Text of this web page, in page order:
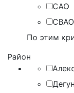
САО
СВАО
По этим
Район